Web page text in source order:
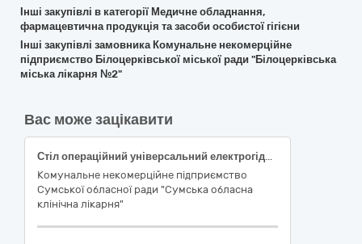
Інші закупівлі в категорії Медичне обладнання,
фармацевтична продукція та засоби особистої гігієни
Інші закупівлі замовника Комунальне некомерційне
підприємство Білоцерківської міської ради "Білоцерківська
міська лікарня №2"
Вас може зацікавити
Стіл операційний універсальний електрогідравлічний рентгенопрозорий
Комунальне некомерційне підприємство
Сумської обласної ради "Сумська обласна
клінічна лікарня"